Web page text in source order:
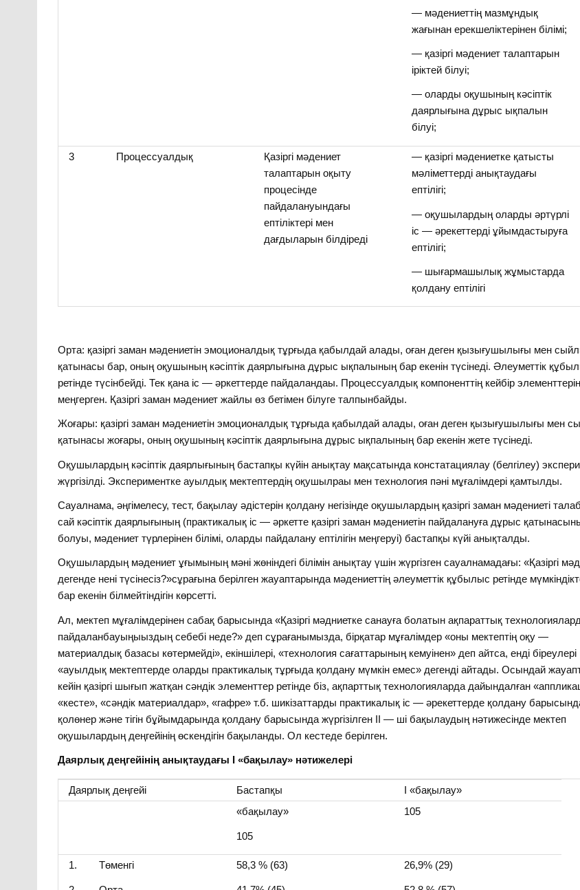
— мәдениеттің мазмұндық
жағынан ерекшеліктерінен білімі;
— қазіргі мәдениет талаптарын
іріктей білуі;
— оларды оқушының кәсіптік
даярлығына дұрыс ықпалын
білуі;
3 Процессуалдық
Қазіргі мәдениет
талаптарын оқыту
процесінде
пайдалануындағы
ептіліктері мен
дағдыларын білдіреді
— қазіргі мәдениетке қатысты
мәліметтерді анықтаудағы
ептілігі;
— оқушылардың оларды әртүрлі
іс — әрекеттерді ұйымдастыруға
ептілігі;
— шығармашылық жұмыстарда
қолдану ептілігі
Орта: қазіргі заман мәдениетін эмоционалдық тұрғыда қабылдай алады, оған деген қызығушылығы мен
қатынасы бар, оның оқушының кәсіптік даярлығына дұрыс ықпалының бар екенін түсінеді. Әлеуметтік
ретінде түсінбейді. Тек қана іс — әркеттерде пайдаландаы. Процессуалдық компоненттің кейбір
меңгерген. Қазіргі заман мәдениет жайлы өз бетімен білуге талпынбайды.
Жоғары: қазіргі заман мәдениетін эмоционалдық тұрғыда қабылдай алады, оған деген қызығушылығы мен
қатынасы жоғары, оның оқушының кәсіптік даярлығына дұрыс ықпалының бар екенін жете түсінеді.
Оқушылардың кәсіптік даярлығының бастапқы күйін анықтау мақсатында констатациялау (белгілеу)
жүргізілді. Экспериментке ауылдық мектептердің оқушылраы мен технология пәні мұғалімдері қамтылды.
Сауалнама, әңгімелесу, тест, бақылау әдістерін қолдану негізінде оқушылардың қазіргі заман мәдениеті
сай кәсіптік даярлығының (практикалық іс — әркетте қазіргі заман мәдениетін пайдалануға дұрыс
болуы, мәдениет түрлерінен білімі, оларды пайдалану ептілігін меңгеруі) бастапқы күйі анықталды.
Оқушылардың мәдениет ұғымының мәні жөніндегі білімін анықтау үшін жүргізген сауалнамадағы: «Қазіргі
дегенде нені түсінесіз?»сұрағына берілген жауаптарында мәдениеттің әлеуметтік құбылыс ретінде
бар екенін білмейтіндігін көрсетті.
Ал, мектеп мұғалімдерінен сабақ барысында «Қазіргі мәдниетке санауға болатын ақпараттық
пайдаланбауыңыыздың себебі неде?» деп сұрағанымызда, бірқатар мұғалімдер «оны мектептің оқу —
материалдық базасы көтермейді», екіншілері, «технология сағаттарының кемуінен» деп айтса, енді біреулері
«ауылдық мектептерде оларды практикалық тұрғыда қолдану мүмкін емес» дегенді айтады. Осындай
кейін қазіргі шығып жатқан сәндік элементтер ретінде біз, ақпарттық технологияларда дайындалған
«кесте», «сәндік материалдар», «гафре» т.б. шикізаттарды практикалық іс — әрекеттерде қолдану
қолөнер және тігін бұйымдарында қолдану барысында жүргізілген ІІ — ші бақылаудың нәтижесінде мектеп
оқушылардың деңгейінің өскендігін бақыланды. Ол кестеде берілген.
Даярлық деңгейінің анықтаудағы І «бақылау» нәтижелері
Даярлық деңгейі Бастапқы
І «бақылау»
«бақылау»
105
105
1. Төменгі 58,3 % (63) 26,9% (29)